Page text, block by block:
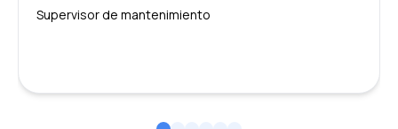
Supervisor de mantenimiento